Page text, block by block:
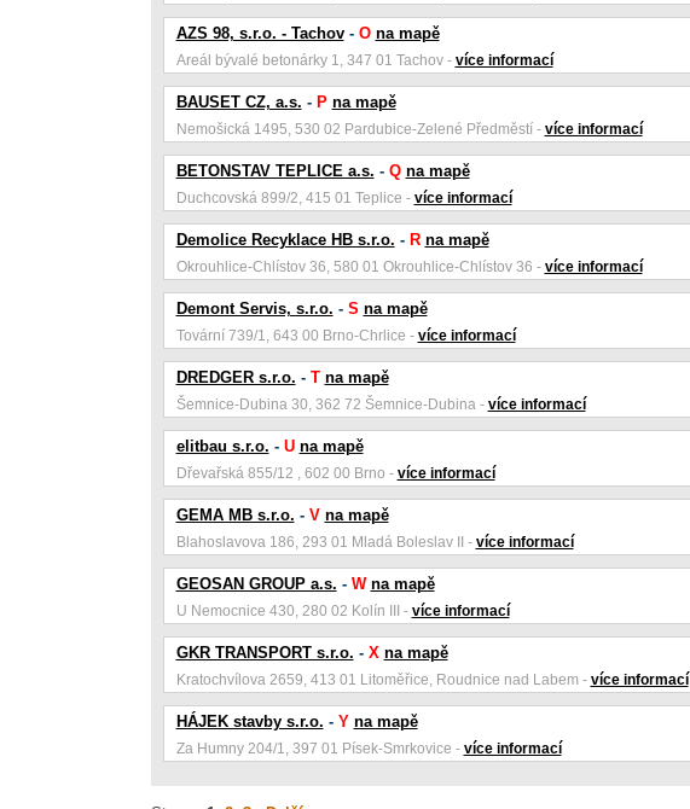
AZS 98, s.r.o. - Tachov- O na mapě
Areál bývalé betonárky 1, 347 01 Tachov - více informací
BAUSET CZ, a.s. - P na mapě
Nemošická 1495, 530 02 Pardubice-Zelené Předměstí - více informací
BETONSTAV TEPLICE a.s. - Q na mapě
Duchcovská 899/2, 415 01 Teplice - více informací
Demolice Recyklace HB s.r.o. - R na mapě
Okrouhlice-Chlístov 36, 580 01 Okrouhlice-Chlístov 36 - více informací
Demont Servis, s.r.o. - S na mapě
Tovární 739/1, 643 00 Brno-Chrlice - více informací
DREDGER s.r.o. - T na mapě
Šemnice-Dubina 30, 362 72 Šemnice-Dubina - více informací
elitbau s.r.o. - U na mapě
Dřevařská 855/12 , 602 00 Brno - více informací
GEMA MB s.r.o. - V na mapě
Blahoslavova 186, 293 01 Mladá Boleslav II - více informací
GEOSAN GROUP a.s. - W na mapě
U Nemocnice 430, 280 02 Kolín III - více informací
GKR TRANSPORT s.r.o. - X na mapě
Kratochvílova 2659, 413 01 Litoměřice, Roudnice nad Labem - více informací
HÁJEK stavby s.r.o. - Y na mapě
Za Humny 204/1, 397 01 Písek-Smrkovice - více informací